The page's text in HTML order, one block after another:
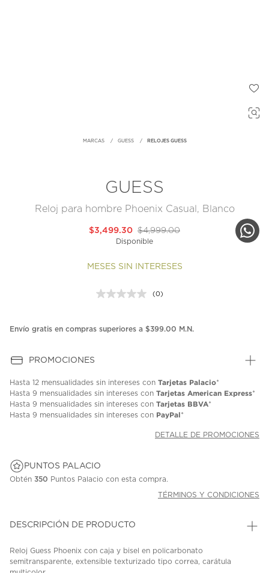
MARCAS GUESS RELOJES GUESS
GUESS
Reloj para hombre Phoenix Casual, Blanco
$4,999.00
$3,499.30
Disponible
MESES SIN INTERESES
Sin
en
(0)
Envío gratis en compras superiores a $399.00 M.N.
PROMOCIONES
Hasta 12 mensualidades sin intereses con Tarjetas Palacio*
Hasta 9 mensualidades sin intereses con Tarjetas American Express*
Hasta 9 mensualidades sin intereses con Tarjetas BBVA*
Hasta 9 mensualidades sin intereses con PayPal*
DETALLE DE PROMOCIONES
PUNTOS PALACIO
Obtén 350 Puntos Palacio con esta compra.
TÉRMINOS Y CONDICIONES
DESCRIPCIÓN DE PRODUCTO
Reloj Guess Phoenix con caja y bisel en policarbonato
semitransparente, extensible texturizado tipo correa, carátula